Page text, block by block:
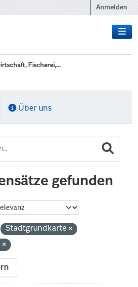
Anmelden
Fischerei,...
Über uns
gefunden
Stadtgrundkarte